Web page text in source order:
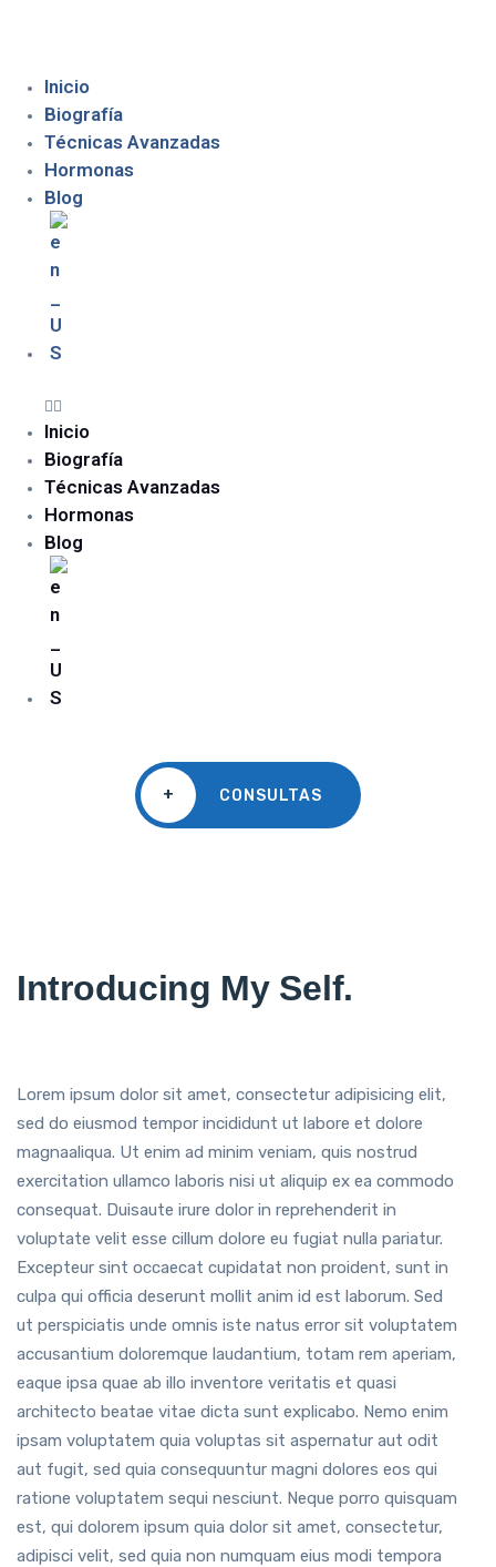
Inicio
Biografía
Técnicas Avanzadas
Hormonas
Blog
Inicio
Biografía
Técnicas Avanzadas
Hormonas
Blog
+ CONSULTAS
Introducing My Self.
Lorem ipsum dolor sit amet, consectetur adipisicing elit,
sed do eiusmod tempor incididunt ut labore et dolore
magnaaliqua. Ut enim ad minim veniam, quis nostrud
exercitation ullamco laboris nisi ut aliquip ex ea commodo
consequat. Duisaute irure dolor in reprehenderit in
voluptate velit esse cillum dolore eu fugiat nulla pariatur.
Excepteur sint occaecat cupidatat non proident, sunt in
culpa qui officia deserunt mollit anim id est laborum. Sed
ut perspiciatis unde omnis iste natus error sit voluptatem
accusantium doloremque laudantium, totam rem aperiam,
eaque ipsa quae ab illo inventore veritatis et quasi
architecto beatae vitae dicta sunt explicabo. Nemo enim
ipsam voluptatem quia voluptas sit aspernatur aut odit
aut fugit, sed quia consequuntur magni dolores eos qui
ratione voluptatem sequi nesciunt. Neque porro quisquam
est, qui dolorem ipsum quia dolor sit amet, consectetur,
adipisci velit, sed quia non numquam eius modi tempora